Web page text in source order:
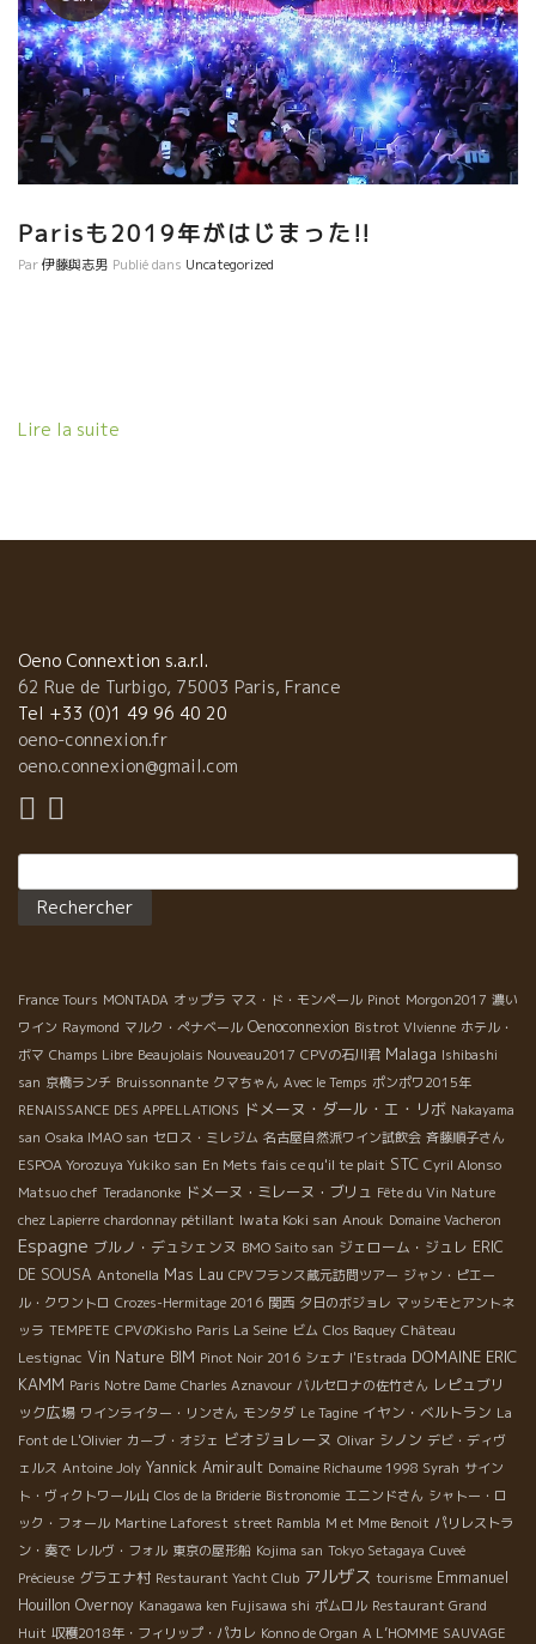
Parisも2019年がはじまった!!
Par伊藤與志男 Publié dans Uncategorized
Lire la suite
Oeno Connextion s.a.r.l.
62 Rue de Turbigo, 75003 Paris, France
Tel +33 (0)1 49 96 40 20
oeno-connexion.fr
oeno.connexion@gmail.com
France Tours MONTADA オップラ マス・ド・モンペール Pinot Morgon2017 濃い
ワイン Raymond マルク・ぺナベール Oenoconnexion Bistrot VIvienne ホテル・
ボマ Champs Libre Beaujolais Nouveau2017 CPVの石川君 Malaga Ishibashi
san 京橋ランチ Bruissonnante クマちゃん Avec le Temps ポンポワ2015年
RENAISSANCE DES APPELLATIONS ドメーヌ・ダール・エ・リボ Nakayama
san Osaka IMAO san セロス・ミレジム 名古屋自然派ワイン試飲会 斉藤順子さん
ESPOA Yorozuya Yukiko san En Mets fais ce qu'il te plait STC Cyril Alonso
Matsuo chef Teradanonke ドメーヌ・ミレーヌ・ブリュ Fête du Vin Nature
chez Lapierre chardonnay pétillant Iwata Koki san Anouk Domaine Vacheron
Espagne ブルノ・デュシェンヌ BMO Saito san ジェローム・ジュレ ERIC
DE SOUSA Antonella Mas Lau CPVフランス蔵元訪問ツアー ジャン・ピエー
ル・クワントロ Crozes-Hermitage 2016 関西 夕日のボジョレ マッシモとアントネ
ッラ TEMPETE CPVのKisho Paris La Seine ビム Clos Baquey Château
Lestignac Vin Nature BIM Pinot Noir 2016 シェナ l'Estrada DOMAINE ERIC
KAMM Paris Notre Dame Charles Aznavour バルセロナの佐竹さん レピュブリ
ック広場 ワインライター・リンさん モンタダ Le Tagine イヤン・ベルトラン La
Font de L'Olivier カーブ・オジェ ビオジョレーヌ Olivar シノン デビ・ディヴ
ェルス Antoine Joly Yannick Amirault Domaine Richaume 1998 Syrah サイン
ト・ヴィクトワール山 Clos de la Briderie Bistronomie エニンドさん シャトー・ロ
ック・フォール Martine Laforest street Rambla M et Mme Benoit パリレストラ
ン・奏で レルヴ・フォル 東京の屋形船 Kojima san Tokyo Setagaya Cuveé
Précieuse グラエナ村 Restaurant Yacht Club アルザス tourisme Emmanuel
Houillon Overnoy Kanagawa ken Fujisawa shi ポムロル Restaurant Grand
Huit 収穫2018年・フィリップ・パカレ Konno de Organ A L’HOMME SAUVAGE